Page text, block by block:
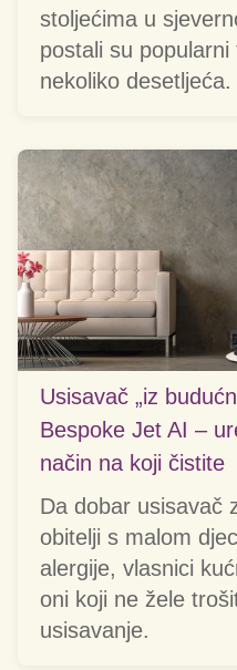
stoljećima u
postali su popularni
nekoliko desetljeća.
Usisavač „iz
Bespoke Jet AI –
način na koji čistite
Da dobar usisavač
obitelji s malom
alergije, vlasnici
oni koji ne žele
usisavanje.